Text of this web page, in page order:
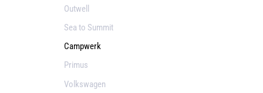
Outwell
Sea to Summit
Campwerk
Primus
Volkswagen